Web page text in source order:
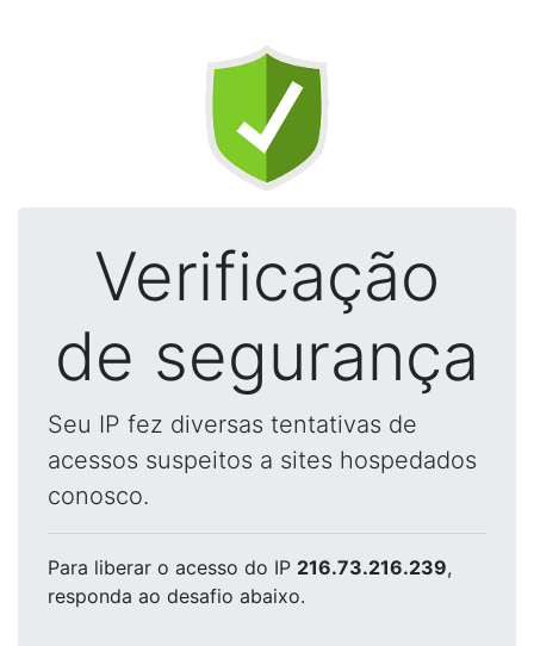
Verificação
de segurança
Seu IP fez diversas tentativas de
acessos suspeitos a sites hospedados
conosco.
Para liberar o acesso do IP 216.73.216.239,
responda ao desafio abaixo.